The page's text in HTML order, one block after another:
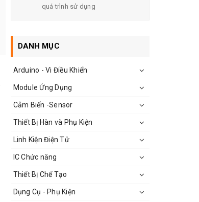
quá trình sử dụng
DANH MỤC
Arduino - Vi Điều Khiển
Module Ứng Dụng
Cảm Biến -Sensor
Thiết Bị Hàn và Phụ Kiện
Linh Kiện Điện Tử
IC Chức năng
Thiết Bị Chế Tạo
Dụng Cụ - Phụ Kiện